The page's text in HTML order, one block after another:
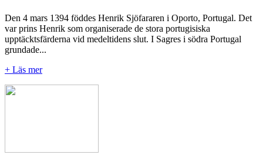
Den 4 mars 1394 föddes Henrik Sjöfararen i Oporto, Portugal. Det
var prins Henrik som organiserade de stora portugisiska
upptäcktsfärderna vid medeltidens slut. I Sagres i södra Portugal
grundade...
+ Läs mer